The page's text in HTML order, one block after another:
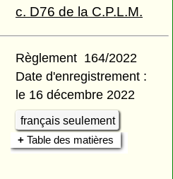
c. D76 de la C.P.L.M.
Règlement 164/2022
Date d'enregistrement :
le 16 décembre 2022
français seulement
Table des matières